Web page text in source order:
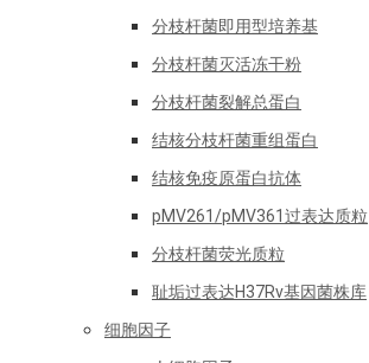
分枝杆菌即用型培养基
分枝杆菌灭活冻干粉
分枝杆菌裂解总蛋白
结核分枝杆菌重组蛋白
结核免疫原蛋白抗体
pMV261/pMV361过表达质粒
分枝杆菌荧光质粒
耻垢过表达H37Rv基因菌株库
细胞因子